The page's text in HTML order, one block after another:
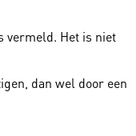
vermeld. Het is niet
dan wel door een